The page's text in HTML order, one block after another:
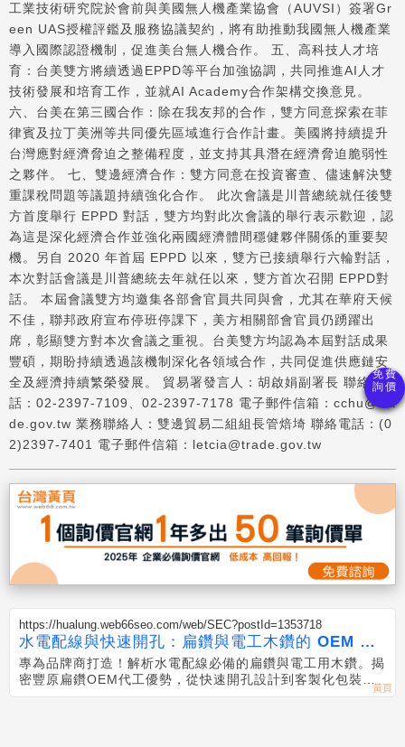
工業技術研究院於會前與美國無人機產業協會（AUVSI）簽署Gr
een UAS授權評鑑及服務協議契約，將有助推動我國無人機產業
導入國際認證機制，促進美台無人機合作。 五、高科技人才培
育：台美雙方將續透過EPPD等平台加強協調，共同推進AI人才
技術發展和培育工作，並就AI Academy合作架構交換意見。
六、台美在第三國合作：除在我友邦的合作，雙方同意探索在菲
律賓及拉丁美洲等共同優先區域進行合作計畫。美國將持續提升
台灣應對經濟脅迫之整備程度，並支持其具潛在經濟脅迫脆弱性
之夥伴。 七、雙邊經濟合作：雙方同意在投資審查、儘速解決雙
重課稅問題等議題持續強化合作。 此次會議是川普總統就任後雙
方首度舉行 EPPD 對話，雙方均對此次會議的舉行表示歡迎，認
為這是深化經濟合作並強化兩國經濟體間穩健夥伴關係的重要契
機。另自 2020 年首屆 EPPD 以來，雙方已接續舉行六輪對話，
本次對話會議是川普總統去年就任以來，雙方首次召開 EPPD對
話。 本屆會議雙方均邀集各部會官員共同與會，尤其在華府天候
不佳，聯邦政府宣布停班停課下，美方相關部會官員仍踴躍出
席，彰顯雙方對本次會議之重視。台美雙方均認為本屆對話成果
豐碩，期盼持續透過該機制深化各領域合作，共同促進供應鏈安
全及經濟持續繁榮發展。 貿易署發言人：胡啟娟副署長 聯絡電
話：02-2397-7109、02-2397-7178 電子郵件信箱：cchu@tra
de.gov.tw 業務聯絡人：雙邊貿易二組組長管焙埼 聯絡電話：(0
2)2397-7401 電子郵件信箱：letcia@trade.gov.tw
https://hualung.web66seo.com/web/SEC?postId=1353718
水電配線與快速開孔：扁鑽與電工木鑽的 OEM 服
務
專為品牌商打造！解析水電配線必備的扁鑽與電工用木鑽。揭
密豐原扁鑽OEM代工優勢，從快速開孔設計到客製化包裝，
提供高性價比製造方案。